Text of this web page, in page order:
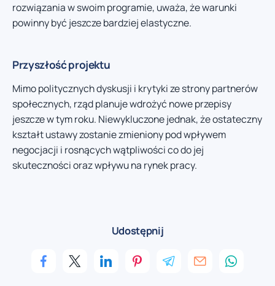
rozwiązania w swoim programie, uważa, że warunki
powinny być jeszcze bardziej elastyczne.
Przyszłość projektu
Mimo politycznych dyskusji i krytyki ze strony partnerów
społecznych, rząd planuje wdrożyć nowe przepisy
jeszcze w tym roku. Niewykluczone jednak, że ostateczny
kształt ustawy zostanie zmieniony pod wpływem
negocjacji i rosnących wątpliwości co do jej
skuteczności oraz wpływu na rynek pracy.
Udostępnij